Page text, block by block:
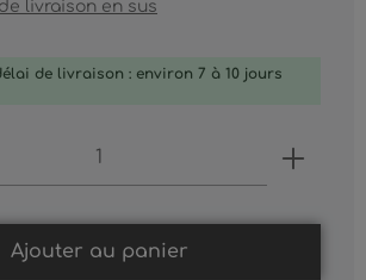
livraison en sus
de livraison : environ 7 à 10 jours
Gib den
Ajouter au panier